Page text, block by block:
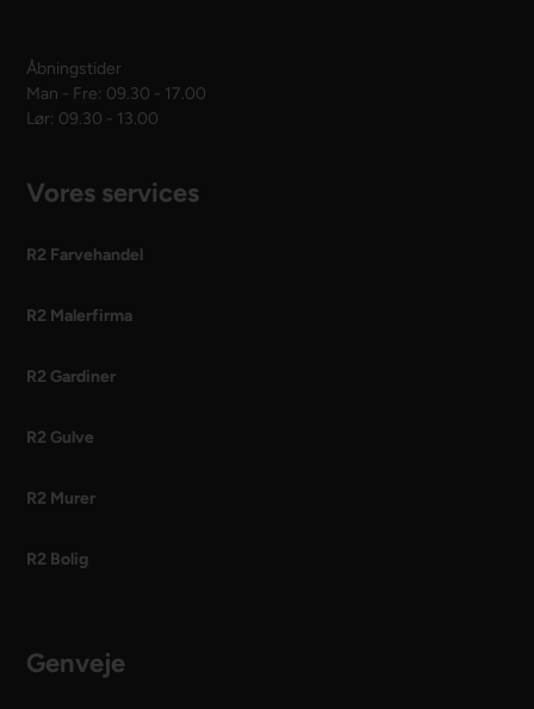
Åbningstider
Man - Fre: 09.30 - 17.00
Lør: 09.30 - 13.00
Vores services
R2 Farvehandel
R2 Malerfirma
R2 Gardiner
R2 Gulve
R2 Murer
R2 Bolig
Genveje